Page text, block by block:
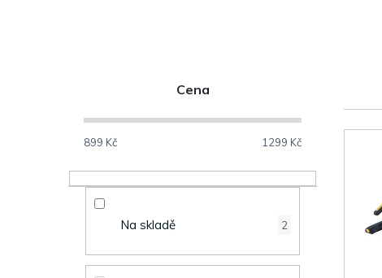
t
Cena
899 Kč 1299 Kč
Na skladě 2